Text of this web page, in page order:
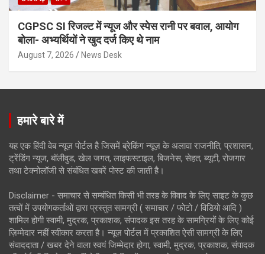
CGPSC SI रिजल्ट में न्यूज और स्पेस रानी पर बवाल, आयोग
बोला- अभ्यर्थियों ने खुद दर्ज किए थे नाम
August 7, 2026 News Desk
हमारे बारे में
यह एक हिंदी वेब न्यूज़ पोर्टल है जिसमें ब्रेकिंग न्यूज़ के अलावा राजनीति, प्रशासन,
ट्रेंडिंग न्यूज, बॉलीवुड, खेल जगत, लाइफस्टाइल, बिजनेस, सेहत, ब्यूटी, रोजगार
तथा टेक्नोलॉजी से संबंधित खबरें पोस्ट की जाती है।
Disclaimer - समाचार से सम्बंधित किसी भी तरह के विवाद के लिए साइट के कुछ
तत्वों में उपयोगकर्ताओं द्वारा प्रस्तुत सामग्री ( समाचार / फोटो / विडियो आदि )
शामिल होगी स्वामी, मुद्रक, प्रकाशक, संपादक इस तरह के सामग्रियों के लिए कोई
ज़िम्मेदार नहीं स्वीकार करता है। न्यूज़ पोर्टल में प्रकाशित ऐसी सामग्री के लिए
संवाददाता / खबर देने वाला स्वयं जिम्मेदार होगा, स्वामी, मुद्रक, प्रकाशक, संपादक